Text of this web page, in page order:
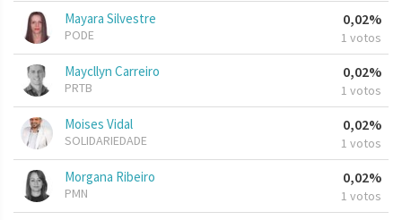
Mayara Silvestre
PODE
0,02%
1 votos
Maycllyn Carreiro
PRTB
0,02%
1 votos
Moises Vidal
SOLIDARIEDADE
0,02%
1 votos
Morgana Ribeiro
PMN
0,02%
1 votos